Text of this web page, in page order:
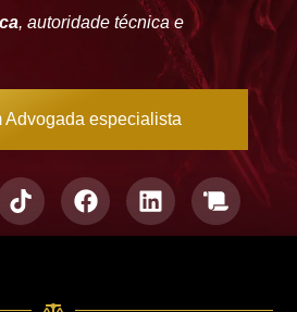
, autoridade técnica e
Advogada especialista